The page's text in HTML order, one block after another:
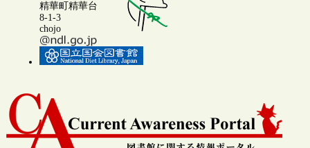
精華町精華台
8-1-3
chojo